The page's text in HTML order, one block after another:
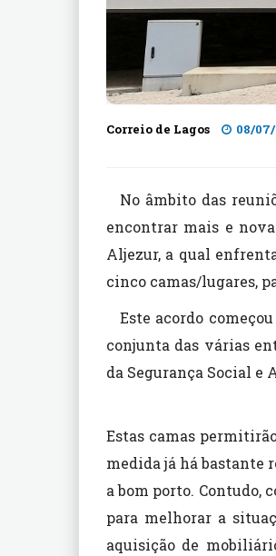
Correio de Lagos 08/
No âmbito das
encontrar mais e
Aljezur, a qual
cinco camas/lugares,
Este acordo
conjunta das várias
da Segurança Social e
Estas camas
medida já há bastante
a bom porto. Contudo,
para melhorar a
aquisição de